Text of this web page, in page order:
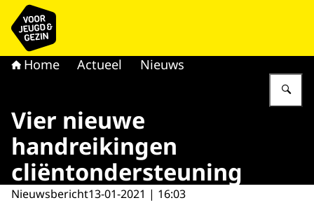
Naar de homepage van voor Jeugd & Gezin
Home Actueel Nieuws
Vier nieuwe
handreikingen
cliëntondersteuning
Nieuwsbericht13-01-2021 | 16:03